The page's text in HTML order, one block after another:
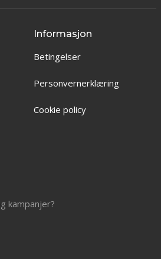
Informasjon
Betingelser
Personvernerklæring
Cookie policy
kampanjer?